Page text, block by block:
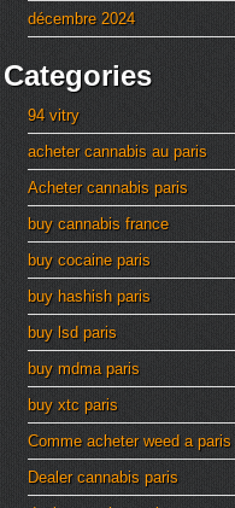
décembre 2024
Categories
94 vitry
acheter cannabis au paris
Acheter cannabis paris
buy cannabis france
buy cocaine paris
buy hashish paris
buy lsd paris
buy mdma paris
buy xtc paris
Comme acheter weed a paris
Dealer cannabis paris